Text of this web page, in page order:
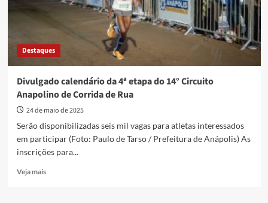
Anapolino
nesta
feira
Destaques
Divulgado calendário da 4ª etapa do 14° Circuito
Anapolino de Corrida de Rua
24 de maio de 2025
Serão disponibilizadas seis mil vagas para atletas interessados
em participar (Foto: Paulo de Tarso / Prefeitura de Anápolis) As
inscrições para...
Veja maisRead